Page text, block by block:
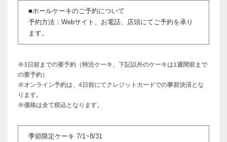
■ホールケーキのご予約について
予約方法：Webサイト、お電話、店頭にてご予約を承り
ます。
※3日前までの要予約（特注ケーキ、下記以外のケーキは1週間前まで
の要予約）
※オンライン予約は、4日前にてクレジットカードでの事前決済とな
ります。
※価格は全て税込となります。
季節限定ケーキ 7/1~8/31